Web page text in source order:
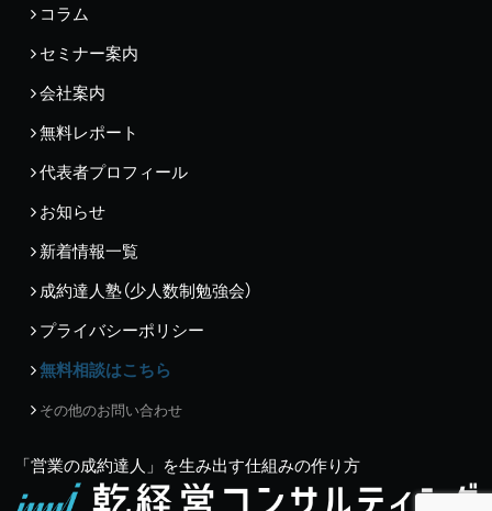
コラム
セミナー案内
会社案内
無料レポート
代表者プロフィール
お知らせ
新着情報一覧
成約達人塾（少人数制勉強会）
プライバシーポリシー
無料相談はこちら
その他のお問い合わせ
「営業の成約達人」を生み出す仕組みの作り方